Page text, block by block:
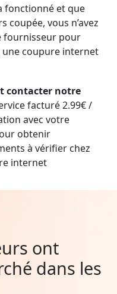
fonctionné et que
vous n’avez
fournisseur pour
coupure internet
contacter notre
facturé 2.99€ /
avec votre
obtenir
à vérifier chez
internet
ont
dans les